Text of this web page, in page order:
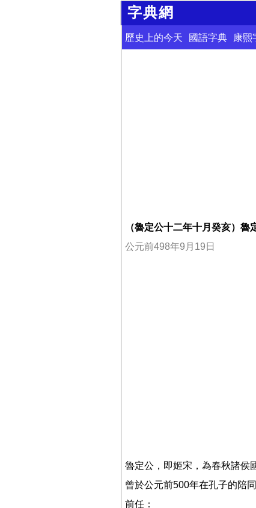
字典網
歷史上的今天 國語字典 康熙
（魯定公十二年十月癸亥）魯
公元前498年9月19日
魯定公，即姬宋，為春秋諸侯
曾於公元前500年在孔子的陪
前任：